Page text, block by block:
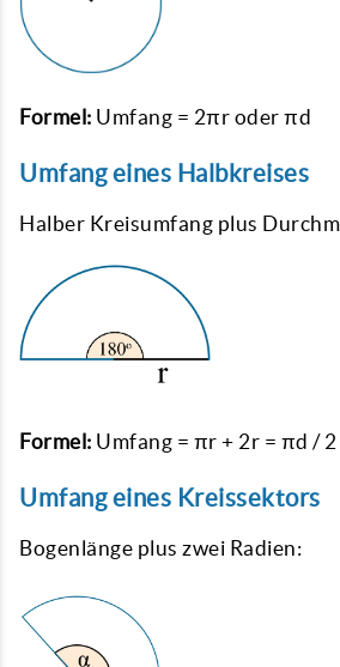
Formel: Umfang = 2πr oder πd
Umfang eines Halbkreises
Halber Kreisumfang plus
Formel: Umfang = πr + 2r = πd / 2
Umfang eines Kreissektors
Bogenlänge plus zwei Radien: